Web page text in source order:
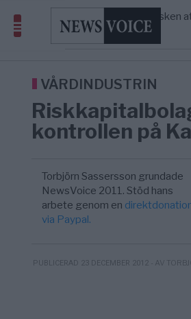
5/8
Elsa Widding: Risken
avgöra all utrikespolitik
KRIG & FRED
Gaza håller en av
Europas ledare fram ett krig med Rys ...
VÅRDINDUSTRIN
kontrollen på
Torbjörn Sassersson grundade
NewsVoice 2011. Stöd hans
arbete genom en
via Paypal.
PUBLICERAD 23 DECEMBER 2012 - AV